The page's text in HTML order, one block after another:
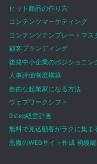
ヒット商品の作り方
コンテンツマーケティング
コンテンツテンプレートマス
顧客ブランディング
後発中小企業のポジショニン
人事評価制度構築
自由な起業家になる方法
ウェブワークシフト
9step経営計画
無料で見込顧客がラクに集ま
悪魔のWEBサイト作成 初級編